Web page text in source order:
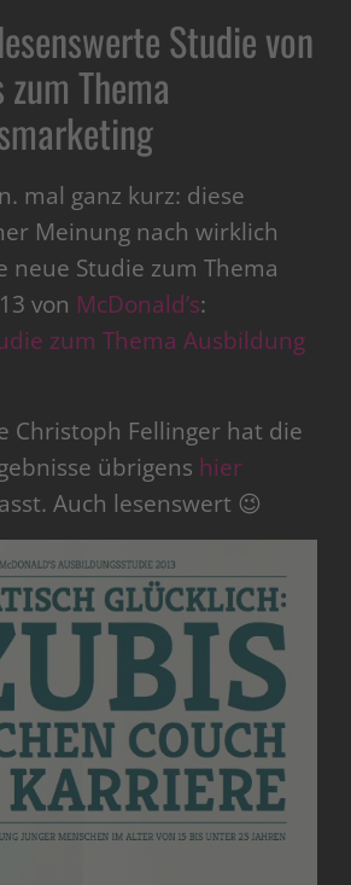
Studie von
zum Thema
mal ganz kurz: diese
Meinung nach wirklich
neue Studie zum Thema
von McDonald’s:
zum Thema Ausbildung
Christoph Fellinger hat die
übrigens hier
Auch lesenswert 😉